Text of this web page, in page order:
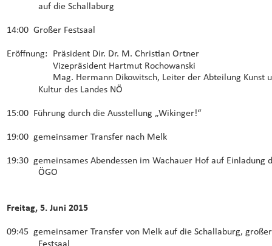
auf die Schallaburg
14:00  Großer Festsaal
Eröffnung:
Präsident Dir. Dr. M. Christian Ortner
Vizepräsident Hartmut Rochowanski
Mag. Hermann Dikowitsch, Leiter der Abteilung Kunst
Kultur des Landes NÖ
15:00  Führung durch die Ausstellung „Wikinger!“
19:00  gemeinsamer Transfer nach Melk
19:30  gemeinsames Abendessen im Wachauer Hof auf Einladung
ÖGO
Freitag, 5. Juni 2015
09:45  gemeinsamer Transfer von Melk auf die Schallaburg,
Festsaal